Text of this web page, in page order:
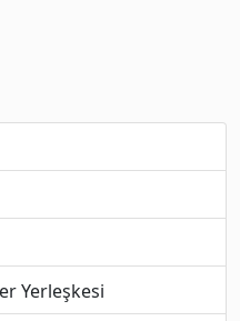
Yerleşkesi